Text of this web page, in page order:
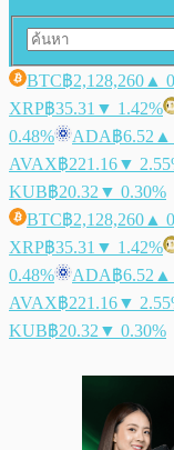
BTC฿2,128,260 ▲
XRP฿35.31 ▼ 1.42%
0.48%
ADA฿6.52 ▲
AVAX฿221.16▼
KUB฿20.32 ▼ 0.30%
BTC฿2,128,260 ▲
XRP฿35.31 ▼ 1.42%
0.48%
ADA฿6.52 ▲
AVAX฿221.16▼
KUB฿20.32 ▼ 0.30%